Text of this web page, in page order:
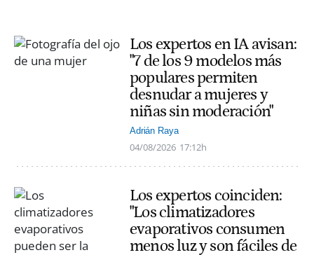
Los expertos en IA avisan:
"7 de los 9 modelos más
populares permiten
desnudar a mujeres y
niñas sin moderación"
Adrián Raya
04/08/2026 17:12h
Los expertos coinciden:
"Los climatizadores
evaporativos consumen
menos luz y son fáciles de